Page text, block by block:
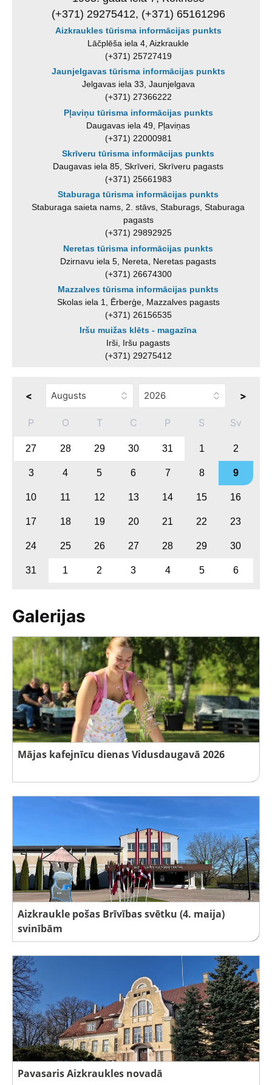
(+371) 29275412, (+371) 65161296
Aizkraukles tūrisma informācijas punkts
Lāčplēša iela 4, Aizkraukle
(+371) 25727419
Jaunjelgavas tūrisma informācijas punkts
Jelgavas iela 33, Jaunjelgava
(+371) 27366222
Pļaviņu tūrisma informācijas punkts
Daugavas iela 49, Pļaviņas
(+371) 22000981
Skrīveru tūrisma informācijas punkts
Daugavas iela 85, Skrīveri, Skrīveru pagasts
(+371) 25661983
Staburaga tūrisma informācijas punkts
Staburaga saieta nams, 2. stāvs, Staburags, Staburaga
pagasts
(+371) 29892925
Neretas tūrisma informācijas punkts
Dzirnavu iela 5, Nereta, Neretas pagasts
(+371) 26674300
Mazzalves tūrisma informācijas punkts
Skolas iela 1, Ērberģe, Mazzalves pagasts
(+371) 26156535
Iršu muižas klēts - magazīna
Irši, Iršu pagasts
(+371) 29275412
< >
P O T C P S Sv
27 28 29 30 31 1 2
3 4 5 6 7 8 9
10 11 12 13 14 15 16
17 18 19 20 21 22 23
24 25 26 27 28 29 30
31 1 2 3 4 5 6
Galerijas
Mājas kafejnīcu dienas Vidusdaugavā 2026
Aizkraukle pošas Brīvības svētku (4. maija)
svinībām
Pavasaris Aizkraukles novadā